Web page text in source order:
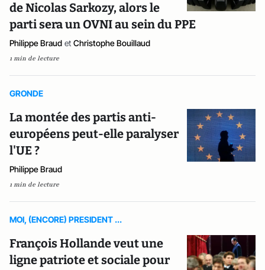
de Nicolas Sarkozy, alors le
parti sera un OVNI au sein du PPE
Philippe Braud et Christophe Bouillaud
1 min de lecture
GRONDE
La montée des partis anti-
européens peut-elle paralyser
l'UE ?
Philippe Braud
1 min de lecture
MOI, (ENCORE) PRESIDENT ...
François Hollande veut une
ligne patriote et sociale pour